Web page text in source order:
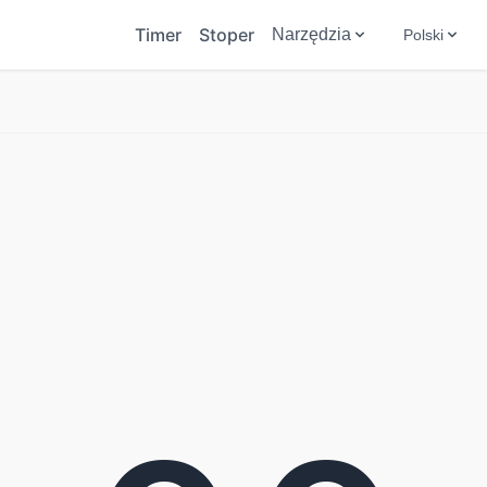
Timer Stoper Narzędzia Polski